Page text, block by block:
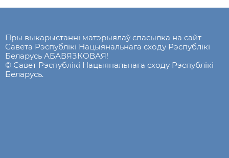
Пры выкарыстанні матэрыялаў спасылка на сайт
Савета Рэспублікі Нацыянальнага сходу Рэспублікі
Беларусь АБАВЯЗКОВАЯ!
© Савет Рэспублікі Нацыянальнага сходу Рэспублікі
Беларусь.